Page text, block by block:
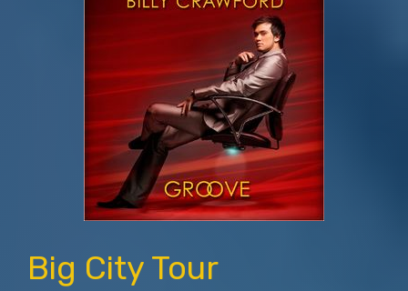
Big City Tour